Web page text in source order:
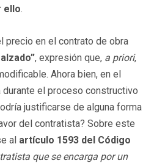
ello.
precio en el contrato de obra
, expresión que, a priori,
Ahora bien, en el
el proceso constructivo
justificarse de alguna forma
del contratista? Sobre este
al artículo 1593 del Código
que se encarga por un